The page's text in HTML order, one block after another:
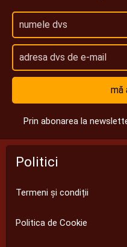
mă
Prin abonarea la
Politici
Termeni și condiții
Politica de Cookie